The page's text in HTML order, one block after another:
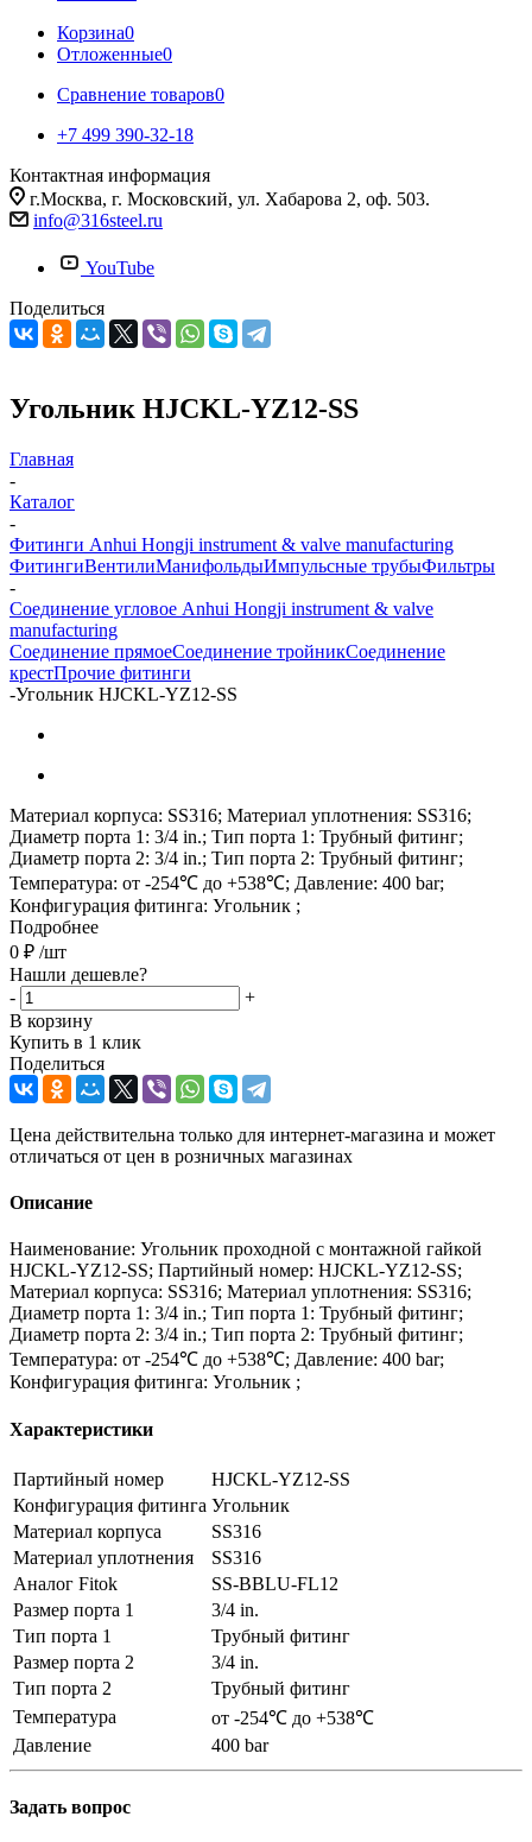
Корзина0
Отложенные0
Сравнение товаров0
+7 499 390-32-18
Контактная информация
г.Москва, г. Московский, ул. Хабарова 2, оф. 503.
info@316steel.ru
YouTube
Поделиться
Угольник HJCKL-YZ12-SS
Главная
-
Каталог
-
Фитинги Anhui Hongji instrument & valve manufacturing
ФитингиВентилиМанифольдыИмпульсные трубыФильтры
-
Соединение угловое Anhui Hongji instrument & valve
manufacturing
Соединение прямоеСоединение тройникСоединение
крестПрочие фитинги
-Угольник HJCKL-YZ12-SS
Материал корпуса: SS316; Материал уплотнения: SS316;
Диаметр порта 1: 3/4 in.; Тип порта 1: Трубный фитинг;
Диаметр порта 2: 3/4 in.; Тип порта 2: Трубный фитинг;
Температура: от -254℃ до +538℃; Давление: 400 bar;
Конфигурация фитинга: Угольник ;
Подробнее
0 ₽ /шт
Нашли дешевле?
-
+
В корзину
Купить в 1 клик
Поделиться
Цена действительна только для интернет-магазина и может
отличаться от цен в розничных магазинах
Описание
Наименование: Угольник проходной с монтажной гайкой
HJCKL-YZ12-SS; Партийный номер: HJCKL-YZ12-SS;
Материал корпуса: SS316; Материал уплотнения: SS316;
Диаметр порта 1: 3/4 in.; Тип порта 1: Трубный фитинг;
Диаметр порта 2: 3/4 in.; Тип порта 2: Трубный фитинг;
Температура: от -254℃ до +538℃; Давление: 400 bar;
Конфигурация фитинга: Угольник ;
Характеристики
Партийный номер
HJCKL-YZ12-SS
Конфигурация фитинга Угольник
Материал корпуса
SS316
Материал уплотнения
SS316
Аналог Fitok
SS-BBLU-FL12
Размер порта 1
3/4 in.
Тип порта 1
Трубный фитинг
Размер порта 2
3/4 in.
Тип порта 2
Трубный фитинг
Температура
от -254℃ до +538℃
Давление
400 bar
Задать вопрос